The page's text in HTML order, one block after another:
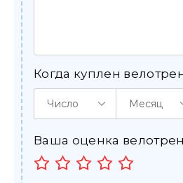
Ваша оценка
Когда куплен
Число Месяц